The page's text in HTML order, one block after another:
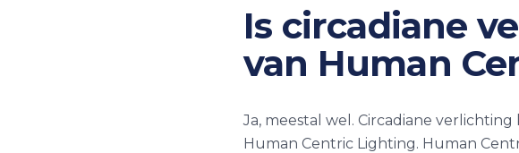
Is circadiane
van Human
Ja, meestal wel. Circadiane
Human Centric Lighting. Human